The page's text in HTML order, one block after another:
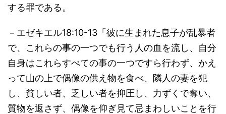
する罪である。
－エゼキエル18:10-13「彼に生まれた息子が乱暴者
で、これらの事の一つでも行う人の血を流し、自分
自身はこれらすべての事の一つですら行わず、かえ
って山の上で偶像の供え物を食べ、隣人の妻を犯
し、貧しい者、乏しい者を抑圧し、力ずくで奪い、
質物を返さず、偶像を仰ぎ見て忌まわしいことを行